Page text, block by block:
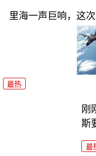
里海一声巨响，这
最热
刚
斯
最